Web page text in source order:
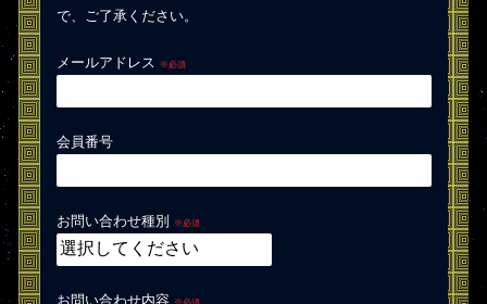
で、ご了承ください。
メールアドレス ※必須
会員番号
お問い合わせ種別 ※必須
お問い合わせ内容